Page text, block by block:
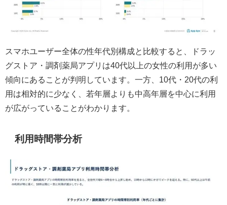
スマホユーザー全体の性年代別構成と比較すると、ドラッ
グストア・調剤薬局アプリは40代以上の女性の利用が多い
傾向にあることが判明しています。一方、10代・20代の利
用は相対的に少なく、若年層よりも中高年層を中心に利用
が広がっていることがわかります。
利用時間帯分析